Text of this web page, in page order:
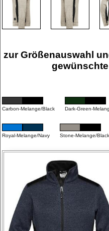
zur Größenauswahl
Carbon-Melange/Black Dark-Green-
Royal-Melange/Navy Stone-Melange/Black